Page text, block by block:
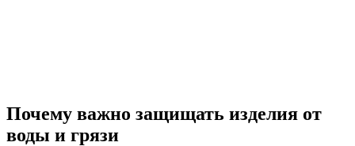
Почему важно защищать изделия от
воды и грязи